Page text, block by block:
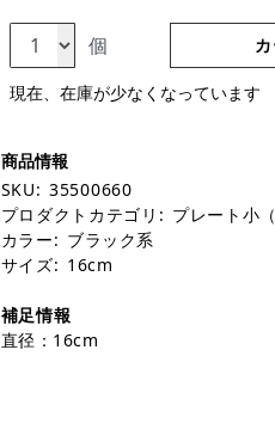
個
現在、在庫が少なくなっています
SKU: 35500660
プロダクトカテゴリ: プレート小
カラー: ブラック系
サイズ: 16cm
補足情報
直径：16cm